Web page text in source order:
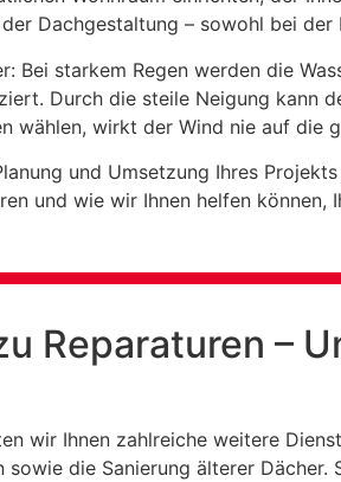
Dachgestaltung – sowohl bei
Bei starkem Regen werden die
Durch die steile Neigung kann
wählen, wirkt der Wind nie auf die
und Umsetzung Ihres
und wie wir Ihnen helfen können,
Reparaturen –
wir Ihnen zahlreiche weitere
die Sanierung älterer Dächer.